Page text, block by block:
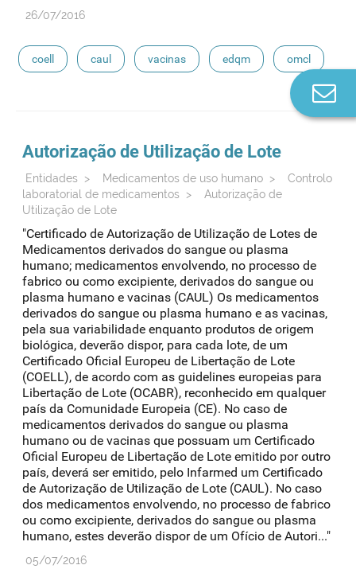
26/07/2016
coell caul vacinas edqm omcl
Autorização de Utilização de Lote
Entidades > Medicamentos de uso humano >
Controlo
laboratorial de medicamentos >
Autorização de
Utilização de Lote
"Certificado de Autorização de Utilização de Lotes de
Medicamentos derivados do sangue ou plasma
humano; medicamentos envolvendo, no processo de
fabrico ou como excipiente, derivados do sangue ou
plasma humano e vacinas (CAUL) Os medicamentos
derivados do sangue ou plasma humano e as vacinas,
pela sua variabilidade enquanto produtos de origem
biológica, deverão dispor, para cada lote, de um
Certificado Oficial Europeu de Libertação de Lote
(COELL), de acordo com as guidelines europeias para
Libertação de Lote (OCABR), reconhecido em qualquer
país da Comunidade Europeia (CE). No caso de
medicamentos derivados do sangue ou plasma
humano ou de vacinas que possuam um Certificado
Oficial Europeu de Libertação de Lote emitido por outro
país, deverá ser emitido, pelo Infarmed um Certificado
de Autorização de Utilização de Lote (CAUL). No caso
dos medicamentos envolvendo, no processo de fabrico
ou como excipiente, derivados do sangue ou plasma
humano, estes deverão dispor de um Ofício de Autori..."
05/07/2016